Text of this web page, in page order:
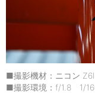
■撮影機材：ニコン
■撮影環境：f/1.8 1/